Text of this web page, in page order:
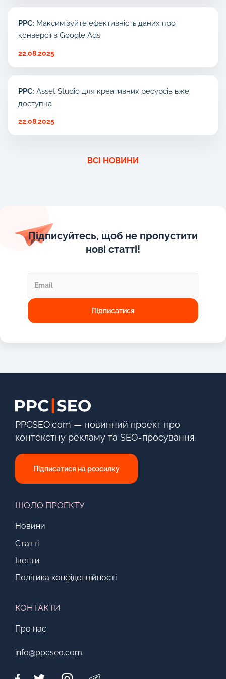
PPC: Максимізуйте ефективність даних про
конверсії в Google Ads
22.08.2025
PPC: Asset Studio для креативних ресурсів вже
доступна
22.08.2025
ВСІ НОВИНИ
Підписуйтесь, щоб не пропустити
нові статті!
PPCSEO.com — новинний проект про
контекстну рекламу та SEO-просування.
Підписатися на розсилку
ЩОДО ПРОЕКТУ
Новини
Статті
Івенти
Політика конфіденційності
КОНТАКТИ
Про нас
info@ppcseo.com